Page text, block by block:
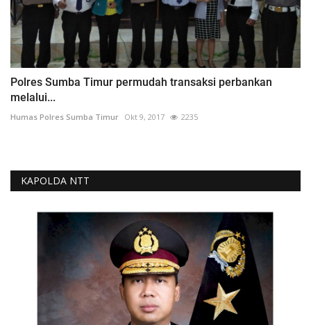
Polres Sumba Timur permudah transaksi perbankan
melalui...
Humas Polres Sumba Timur Okt 9, 2017 2235
KAPOLDA NTT